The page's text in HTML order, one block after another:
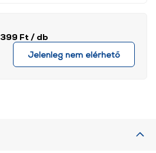
399 Ft / db
Jelenleg nem elérhető